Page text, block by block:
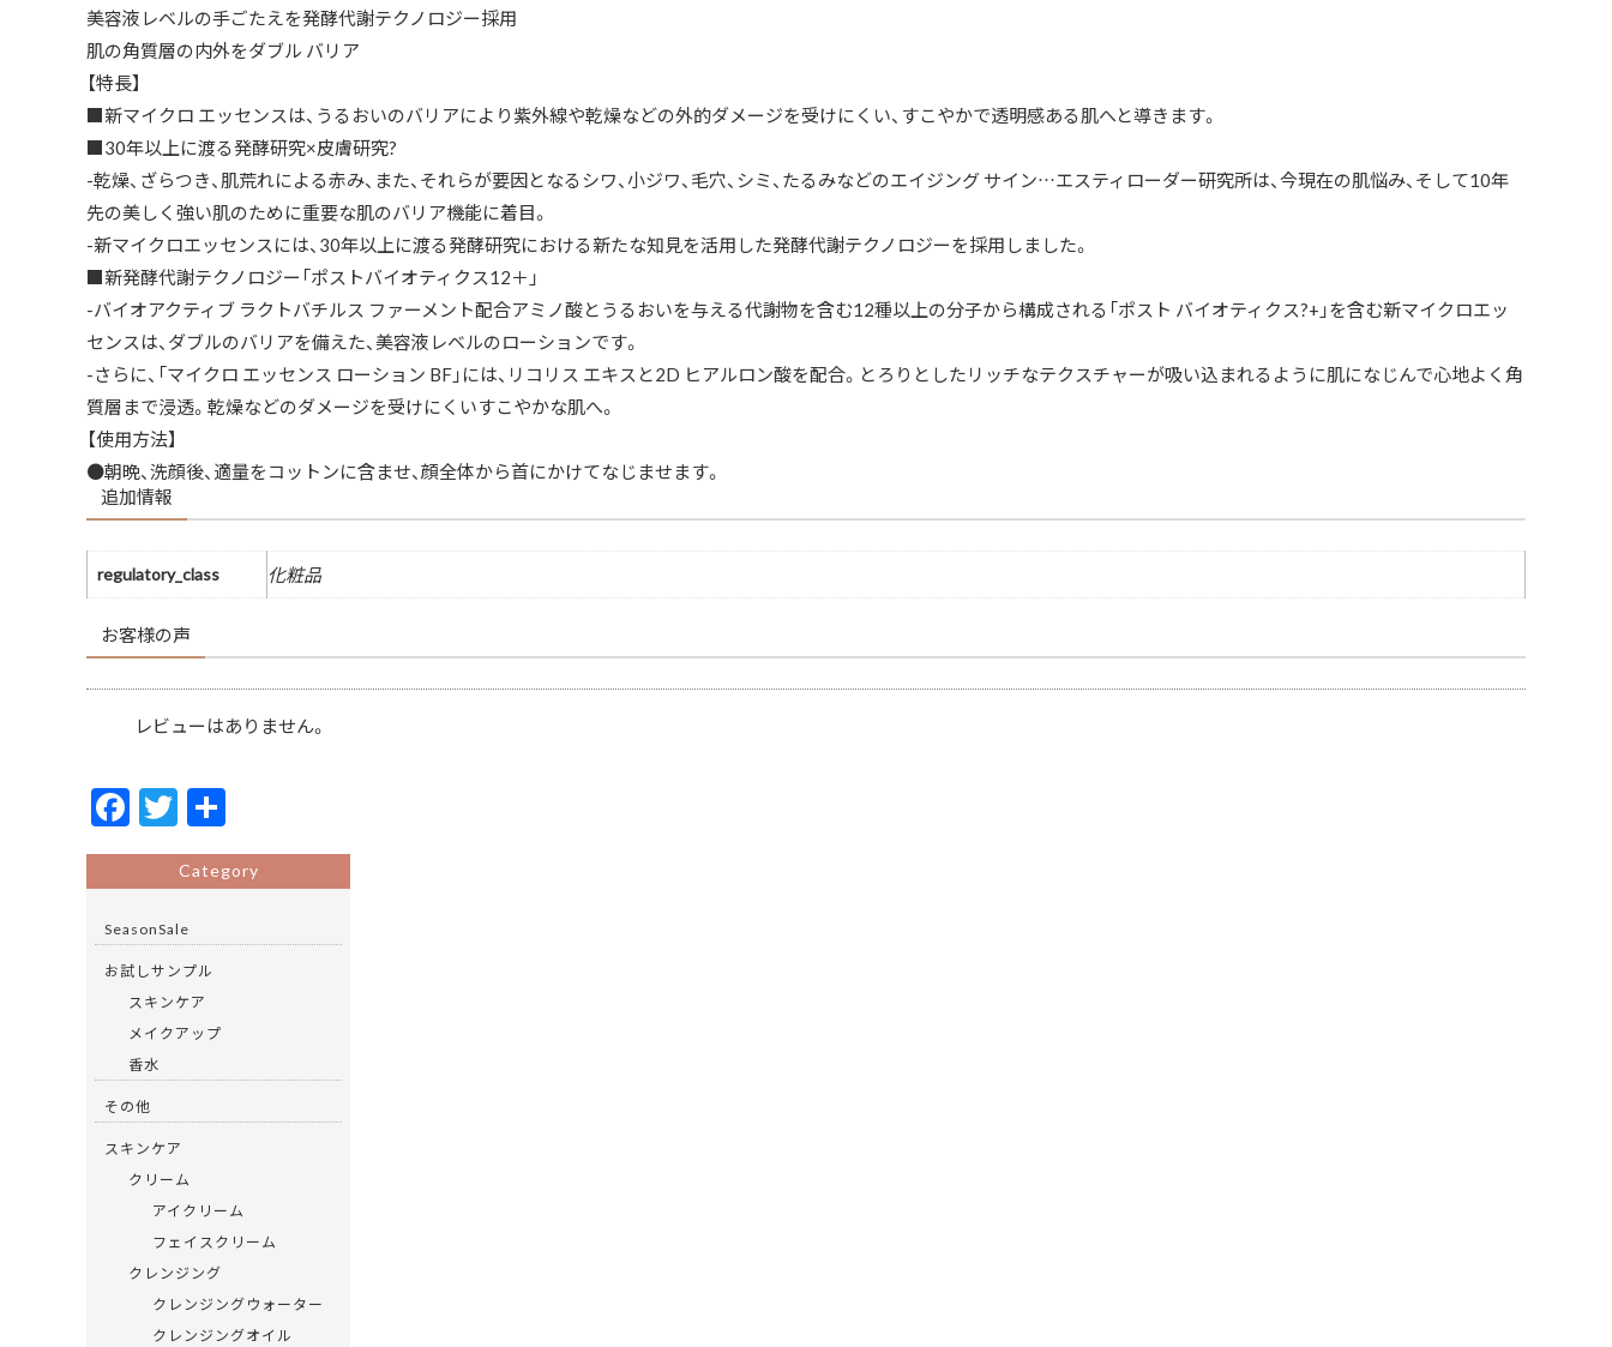
美容液レベルの手ごたえを発酵代謝テクノロジー採用
肌の角質層の内外をダブル バリア
【特長】
■新マイクロ エッセンスは、うるおいのバリアにより紫外線や乾燥などの外的ダメージを受けにくい、すこやかで透明感ある肌へと導きます。
■30年以上に渡る発酵研究×皮膚研究?
-乾燥、ざらつき、肌荒れによる赤み、また、それらが要因となるシワ、小ジワ、毛穴、シミ、たるみなどのエイジング サイン…エスティローダー研究所は、今現在の肌悩み、そして10年
先の美しく強い肌のために重要な肌のバリア機能に着目。
-新マイクロエッセンスには、30年以上に渡る発酵研究における新たな知見を活用した発酵代謝テクノロジーを採用しました。
■新発酵代謝テクノロジー「ポストバイオティクス12＋」
-バイオアクティブ ラクトバチルス ファーメント配合アミノ酸とうるおいを与える代謝物を含む12種以上の分子から構成される「ポスト バイオティクス?+」を含む新マイクロエッ
センスは、ダブルのバリアを備えた、美容液レベルのローションです。
-さらに、「マイクロ エッセンス ローション BF」には、リコリス エキスと2D ヒアルロン酸を配合。とろりとしたリッチなテクスチャーが吸い込まれるように肌になじんで心地よく角
質層まで浸透。乾燥などのダメージを受けにくいすこやかな肌へ。
【使用方法】
●朝晩、洗顔後、適量をコットンに含ませ、顔全体から首にかけてなじませます。
追加情報
regulatory_class 化粧品
お客様の声
レビューはありません。
F
ac
e
b
o
o
k
T
w
itt
er
有
Category
SeasonSale
お試しサンプル
スキンケア
メイクアップ
香水
その他
スキンケア
クリーム
アイクリーム
フェイスクリーム
クレンジング
クレンジングウォーター
クレンジングオイル